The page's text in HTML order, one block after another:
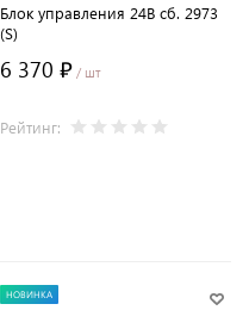
Блок управления 24В сб. 2973
(S)
6 370 ₽ / шт
Рейтинг:
НОВИНКА